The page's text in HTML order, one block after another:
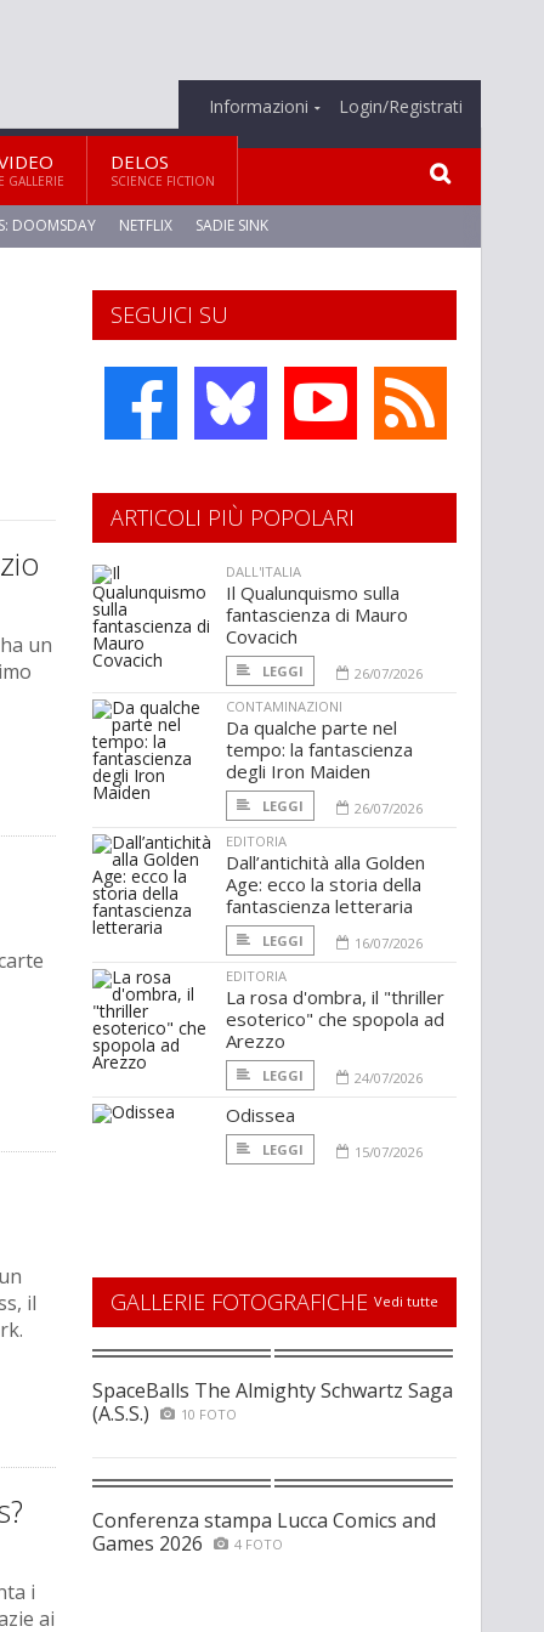
Informazioni Login/Registrati
E GALLERIE
DELOS
SCIENCE FICTION
DOOMSDAY NETFLIX SADIE SINK
un
il
i
ai
SEGUICI SU
ARTICOLI PIÙ POPOLARI
DALL'ITALIA
Il Qualunquismo sulla
fantascienza di Mauro
Covacich
LEGGI
26/07/2026
CONTAMINAZIONI
Da qualche parte nel
tempo: la fantascienza
degli Iron Maiden
LEGGI
26/07/2026
EDITORIA
Dall’antichità alla Golden
Age: ecco la storia della
fantascienza letteraria
LEGGI
16/07/2026
EDITORIA
La rosa d'ombra, il "thriller
esoterico" che spopola ad
Arezzo
LEGGI 24/07/2026
Odissea
LEGGI 15/07/2026
GALLERIE FOTOGRAFICHE Vedi tutte
SpaceBalls The Almighty Schwartz Saga
(A.S.S.)
10 FOTO
Conferenza stampa Lucca Comics and
Games 2026
4 FOTO